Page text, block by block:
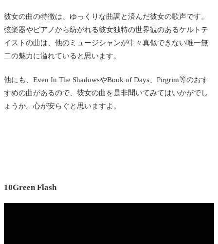
彼女の曲の特徴は、ゆっくりな曲調と済んだ彼女の歌声です。
弦楽器やピアノから紡がれる彼女独特の世界観のあるケルトテ
イストの曲は、他のミュージシャンが中々真似できない唯一無
二の魅力に溢れていると思います。
他にも、Even In The ShadowsやBook of Days、Pirgrim等のおす
すめの曲があるので、彼女の曲を是非聞いてみてはいかがでし
ょうか。心が安らぐと思いますよ。
10Green Flash